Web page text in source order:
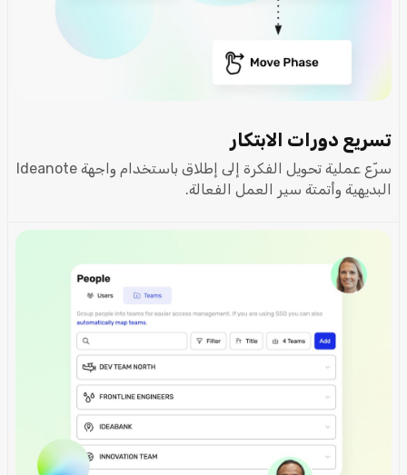
تسريع دورات الابتكار
سرّع عملية تحويل الفكرة إلى إطلاق باستخدام واجهة Ideanote
البديهية وأتمتة سير العمل الفعالة.